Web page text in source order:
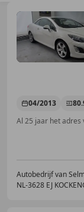
04/2013
Al 25 jaar het adres
Autobedrijf van
NL-3628 EJ